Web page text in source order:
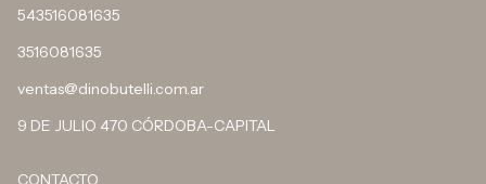
543516081635
3516081635
ventas@dinobutelli.com.ar
9 DE JULIO 470 CÓRDOBA-CAPITAL
CONTACTO